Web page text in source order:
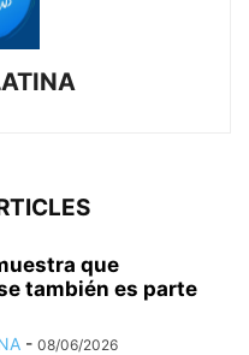
que
también es parte
- 08/06/2026